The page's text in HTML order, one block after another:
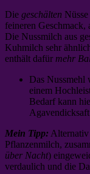
Die geschälten
feineren Geschmack,
Die Nussmilch aus
Kuhmilch sehr
enthält dafür mehr
Das Nussmehl
einem
Bedarf kann
Mein Tipp:
Pflanzenmilch,
über Nacht)
verdaulich und die